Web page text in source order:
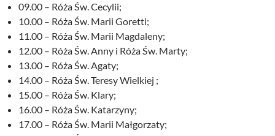
09.00 – Róża Św. Cecylii;
10.00 – Róża Św. Marii Goretti;
11.00 – Róża Św. Marii Magdaleny;
12.00 – Róża Św. Anny i Róża Św. Marty;
13.00 – Róża Św. Agaty;
14.00 – Róża Św. Teresy Wielkiej ;
15.00 – Róża Św. Klary;
16.00 – Róża Św. Katarzyny;
17.00 – Róża Św. Marii Małgorzaty;